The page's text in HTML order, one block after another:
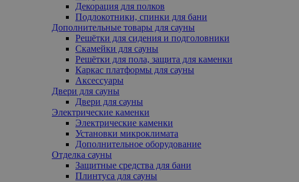
Декорация для полков
Подлокотники, cпинки для бани
Дополнительные товары для сауны
Решётки для сидения и подголовники
Скамейки для сауны
Решётки для пола, защита для каменки
Каркас платформы для сауны
Аксессуары
Двери для сауны
Двери для сауны
Электрические каменки
Электрические каменки
Установки микроклимата
Дополнительное оборудование
Отделка сауны
Защитные средства для бани
Плинтуса для сауны